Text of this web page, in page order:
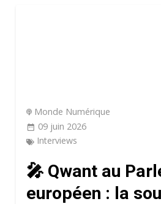
Monde Numérique
09 juin 2026
Interviews
🎤 Qwant au
européen : la